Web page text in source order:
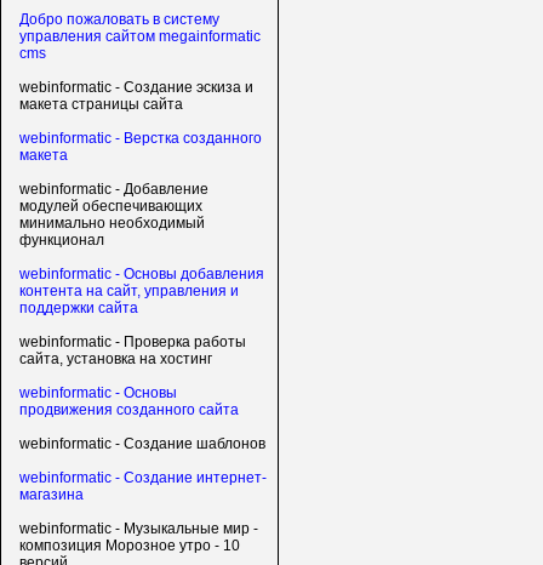
Добро пожаловать в систему
управления сайтом megainformatic
cms
webinformatic - Создание эскиза и
макета страницы сайта
webinformatic - Верстка созданного
макета
webinformatic - Добавление
модулей обеспечивающих
минимально необходимый
функционал
webinformatic - Основы добавления
контента на сайт, управления и
поддержки сайта
webinformatic - Проверка работы
сайта, установка на хостинг
webinformatic - Основы
продвижения созданного сайта
webinformatic - Создание шаблонов
webinformatic - Создание интернет-
магазина
webinformatic - Музыкальные мир -
композиция Морозное утро - 10